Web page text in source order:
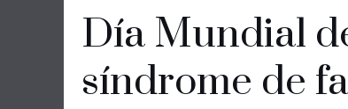
Día Mundial
síndrome de